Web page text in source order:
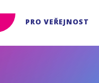
PRO VEŘEJNOST